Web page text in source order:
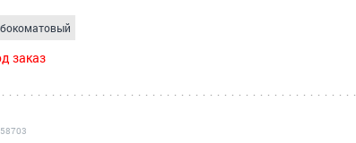
заказ